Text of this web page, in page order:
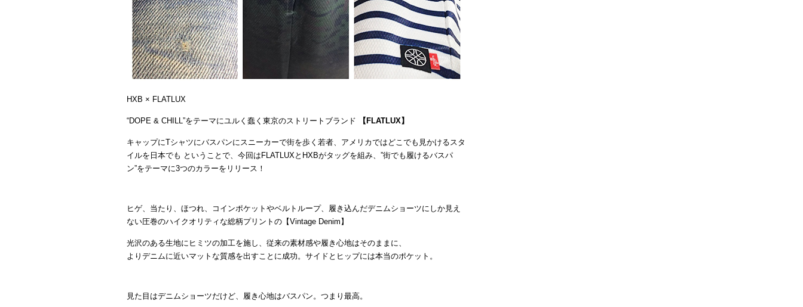
HXB × FLATLUX
“DOPE & CHILL”をテーマにユルく蠢く東京のストリートブランド 【FLATLUX】
キャップにTシャツにバスパンにスニーカーで街を歩く若者、アメリカではどこでも見かけるスタ
イルを日本でも ということで、今回はFLATLUXとHXBがタッグを組み、”街でも履けるバスパ
ン”をテーマに3つのカラーをリリース！
ヒゲ、当たり、ほつれ、コインポケットやベルトループ、履き込んだデニムショーツにしか見え
ない圧巻のハイクオリティな総柄プリントの【Vintage Denim】
光沢のある生地にヒミツの加工を施し、従来の素材感や履き心地はそのままに、
よりデニムに近いマットな質感を出すことに成功。サイドとヒップには本当のポケット。
見た目はデニムショーツだけど、履き心地はバスパン。つまり最高。